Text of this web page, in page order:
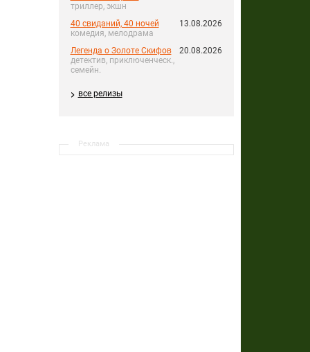
триллер, экшн
40 свиданий, 40 ночей
комедия, мелодрама
13.08.2026
Легенда о Золоте Скифов
детектив, приключенческ.,
семейн.
20.08.2026
все релизы
Реклама